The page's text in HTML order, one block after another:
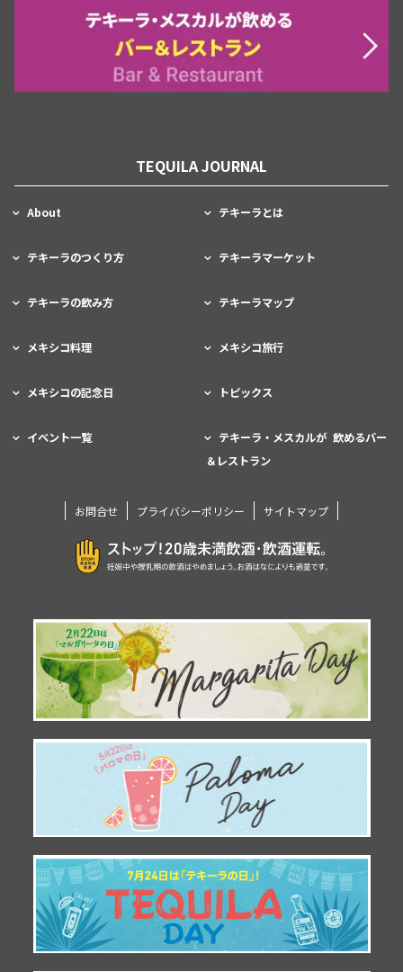
TEQUILA JOURNAL
About テキーラとは
テキーラのつくり方 テキーラマーケット
テキーラの飲み方 テキーラマップ
メキシコ料理 メキシコ旅行
メキシコの記念日 トピックス
イベント一覧
テキーラ・メスカルが 飲めるバー
＆レストラン
お問合せ プライバシーポリシー サイトマップ